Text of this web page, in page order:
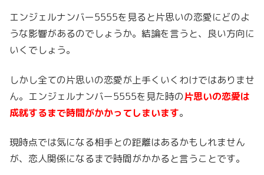
エンジェルナンバー5555を見ると片思いの恋愛にどのよ
うな影響があるのでしょうか。結論を言うと、良い方向に
いくでしょう。
しかし全ての片思いの恋愛が上手くいくわけではありませ
ん。エンジェルナンバー5555を見た時の片思いの恋愛は
成就するまで時間がかかってしまいます。
現時点では気になる相手との距離はあるかもしれません
が、恋人関係になるまで時間がかかると言うことです。